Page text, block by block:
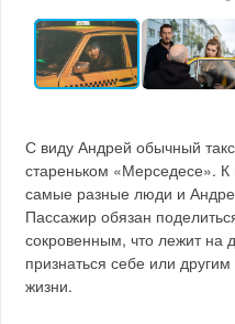
С виду Андрей обычный
стареньком «Мерседесе».
самые разные люди и
Пассажир обязан
сокровенным, что лежит на
признаться себе или
жизни.